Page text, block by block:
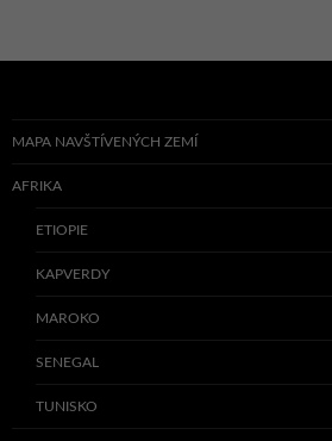
MAPA NAVŠTÍVENÝCH ZEMÍ
AFRIKA
ETIOPIE
KAPVERDY
MAROKO
SENEGAL
TUNISKO